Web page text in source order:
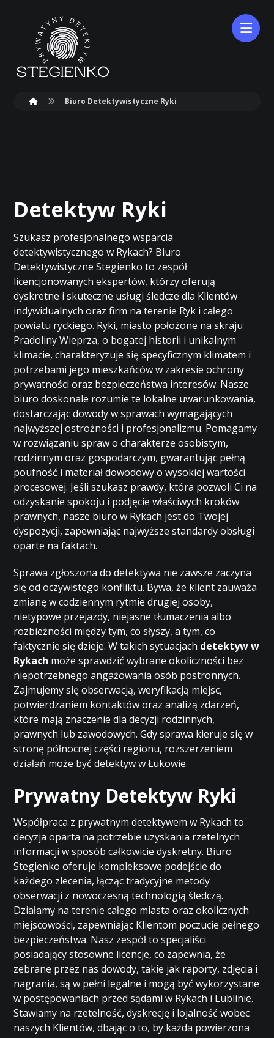
Biuro Detektywistyczne Ryki
Detektyw Ryki
Szukasz profesjonalnego wsparcia
detektywistycznego w Rykach? Biuro
Detektywistyczne Stegienko to zespół
licencjonowanych ekspertów, którzy oferują
dyskretne i skuteczne usługi śledcze dla Klientów
indywidualnych oraz firm na terenie Ryk i całego
powiatu ryckiego. Ryki, miasto położone na skraju
Pradoliny Wieprza, o bogatej historii i unikalnym
klimacie, charakteryzuje się specyficznym klimatem i
potrzebami jego mieszkańców w zakresie ochrony
prywatności oraz bezpieczeństwa interesów. Nasze
biuro doskonale rozumie te lokalne uwarunkowania,
dostarczając dowody w sprawach wymagających
najwyższej ostrożności i profesjonalizmu. Pomagamy
w rozwiązaniu spraw o charakterze osobistym,
rodzinnym oraz gospodarczym, gwarantując pełną
poufność i materiał dowodowy o wysokiej wartości
procesowej. Jeśli szukasz prawdy, która pozwoli Ci na
odzyskanie spokoju i podjęcie właściwych kroków
prawnych, nasze biuro w Rykach jest do Twojej
dyspozycji, zapewniając najwyższe standardy obsługi
oparte na faktach.
Sprawa zgłoszona do detektywa nie zawsze zaczyna
się od oczywistego konfliktu. Bywa, że klient zauważa
zmianę w codziennym rytmie drugiej osoby,
nietypowe przejazdy, niejasne tłumaczenia albo
rozbieżności między tym, co słyszy, a tym, co
faktycznie się dzieje. W takich sytuacjach detektyw w
Rykach może sprawdzić wybrane okoliczności bez
niepotrzebnego angażowania osób postronnych.
Zajmujemy się obserwacją, weryfikacją miejsc,
potwierdzaniem kontaktów oraz analizą zdarzeń,
które mają znaczenie dla decyzji rodzinnych,
prawnych lub zawodowych. Gdy sprawa kieruje się w
stronę północnej części regionu, rozszerzeniem
działań może byćdetektyw w Łukowie.
Prywatny Detektyw Ryki
Współpraca z prywatnym detektywem w Rykach to
decyzja oparta na potrzebie uzyskania rzetelnych
informacji w sposób całkowicie dyskretny. Biuro
Stegienko oferuje kompleksowe podejście do
każdego zlecenia, łącząc tradycyjne metody
obserwacji z nowoczesną technologią śledczą.
Działamy na terenie całego miasta oraz okolicznych
miejscowości, zapewniając Klientom poczucie pełnego
bezpieczeństwa. Nasz zespół to specjaliści
posiadający stosowne licencje, co zapewnia, że
zebrane przez nas dowody, takie jak raporty, zdjęcia i
nagrania, są w pełni legalne i mogą być wykorzystane
w postępowaniach przed sądami w Rykach i Lublinie.
Stawiamy na rzetelność, dyskrecję i lojalność wobec
naszych Klientów, dbając o to, by każda powierzona